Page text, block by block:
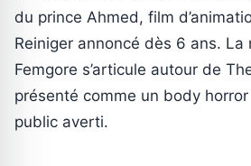
du prince Ahmed, film
Reiniger annoncé dès 6 ans. La
Femgore s’articule autour de
présenté comme un body
public averti.